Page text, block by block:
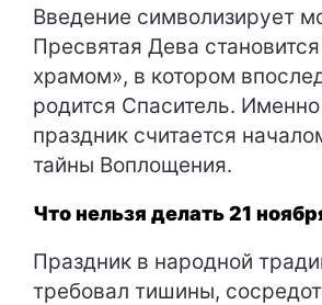
Введение символизирует
Пресвятая Дева
храмом», в котором
родится Спаситель.
праздник считается
тайны Воплощения.
Что нельзя делать 21
Праздник в народной
требовал тишины,